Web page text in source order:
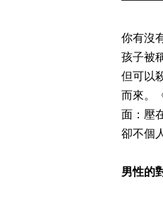
你有沒
孩子被
但可以
而來。
面：壓
卻不個
男性的